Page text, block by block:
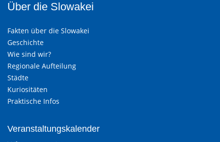
Über die Slowakei
Fakten über die Slowakei
Geschichte
Wie sind wir?
Regionale Aufteilung
Städte
Kuriositäten
Praktische Infos
Veranstaltungskalender